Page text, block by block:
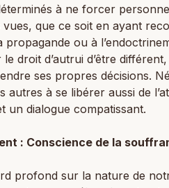
à ne forcer
que ce soit en ayant
propagande ou à
droit d’autrui d’être
ses propres décisions.
autres à se libérer aussi de
un dialogue compatissant.
: Conscience de la
profond sur la nature de